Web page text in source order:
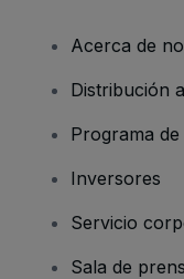
Acerca de
Distribución
Programa
Inversores
Servicio
Sala de